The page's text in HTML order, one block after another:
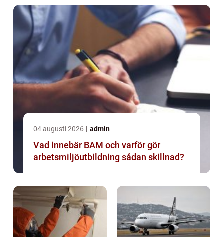
04 augusti 2026 admin
Vad innebär BAM och varför gör
arbetsmiljöutbildning sådan skillnad?